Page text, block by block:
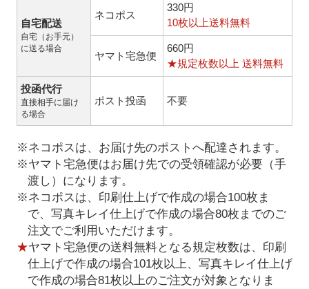
自宅配送
自宅（お手元）
に送る場合
ネコポス
330円
10枚以上送料無料
ヤマト宅急便
660円
★規定枚数以上 送料無料
投函代行
直接相手に届け
る場合
ポスト投函 不要
※ネコポスは、お届け先のポストへ配達されます。
※ヤマト宅急便はお届け先での受領確認が必要（手
渡し）になります。
※ネコポスは、印刷仕上げで作成の場合100枚ま
で、写真キレイ仕上げで作成の場合80枚までのご
注文でご利用いただけます。
★ヤマト宅急便の送料無料となる規定枚数は、印刷
仕上げで作成の場合101枚以上、写真キレイ仕上げ
で作成の場合81枚以上のご注文が対象となりま